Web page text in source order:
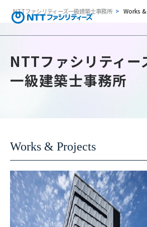
NTTファシリティーズ一級建築士事務所 Works
NTTファシリティー
一級建築士事務所
Works & Projects